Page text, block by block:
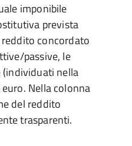
imponibile
prevista
concordato
passive, le
(individuati nella
Nella colonna
del reddito
trasparenti.